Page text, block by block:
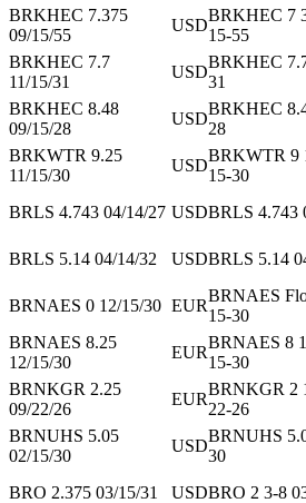
BRKHEC 7.375
09/15/55
USD
BRKHEC 7
15-55
BRKHEC 7.7
11/15/31
USD
BRKHEC
31
BRKHEC 8.48
09/15/28
USD
BRKHEC
28
BRKWTR 9.25
11/15/30
USD
BRKWTR 9
15-30
BRLS 4.743 04/14/27 USDBRLS 4.743
BRLS 5.14 04/14/32
USDBRLS 5.14
BRNAES 0 12/15/30 EUR
BRNAES
15-30
BRNAES 8.25
12/15/30
EUR
BRNAES 8
15-30
BRNKGR 2.25
09/22/26
EUR
BRNKGR 2
22-26
BRNUHS 5.05
02/15/30
USD
BRNUHS
30
BRO 2.375 03/15/31
USDBRO 2 3-8